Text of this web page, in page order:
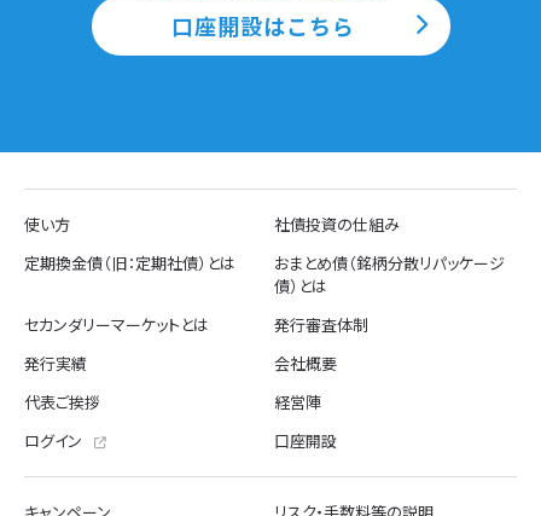
口座開設はこちら
使い方
社債投資の仕組み
定期換金債（旧：定期社債）とは
おまとめ債（銘柄分散リパッケージ
債）とは
セカンダリーマーケットとは
発行審査体制
発行実績
会社概要
代表ご挨拶
経営陣
ログイン
口座開設